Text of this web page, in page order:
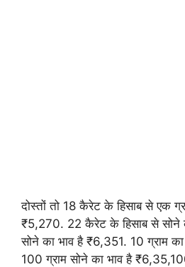
दोस्तों तो 18 कैरेट के हिसाब से एक
₹5,270. 22 कैरेट के हिसाब से सोने
सोने का भाव है ₹6,351. 10 ग्राम
100 ग्राम सोने का भाव है